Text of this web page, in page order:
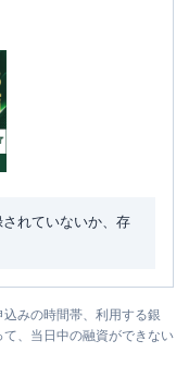
れていないか、存
みの時間帯、利用する銀
、当日中の融資ができない